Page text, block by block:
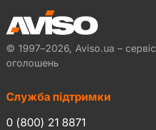
© 1997–2026, Aviso.ua – сервіс
оголошень
Служба підтримки
0 (800) 21 8871